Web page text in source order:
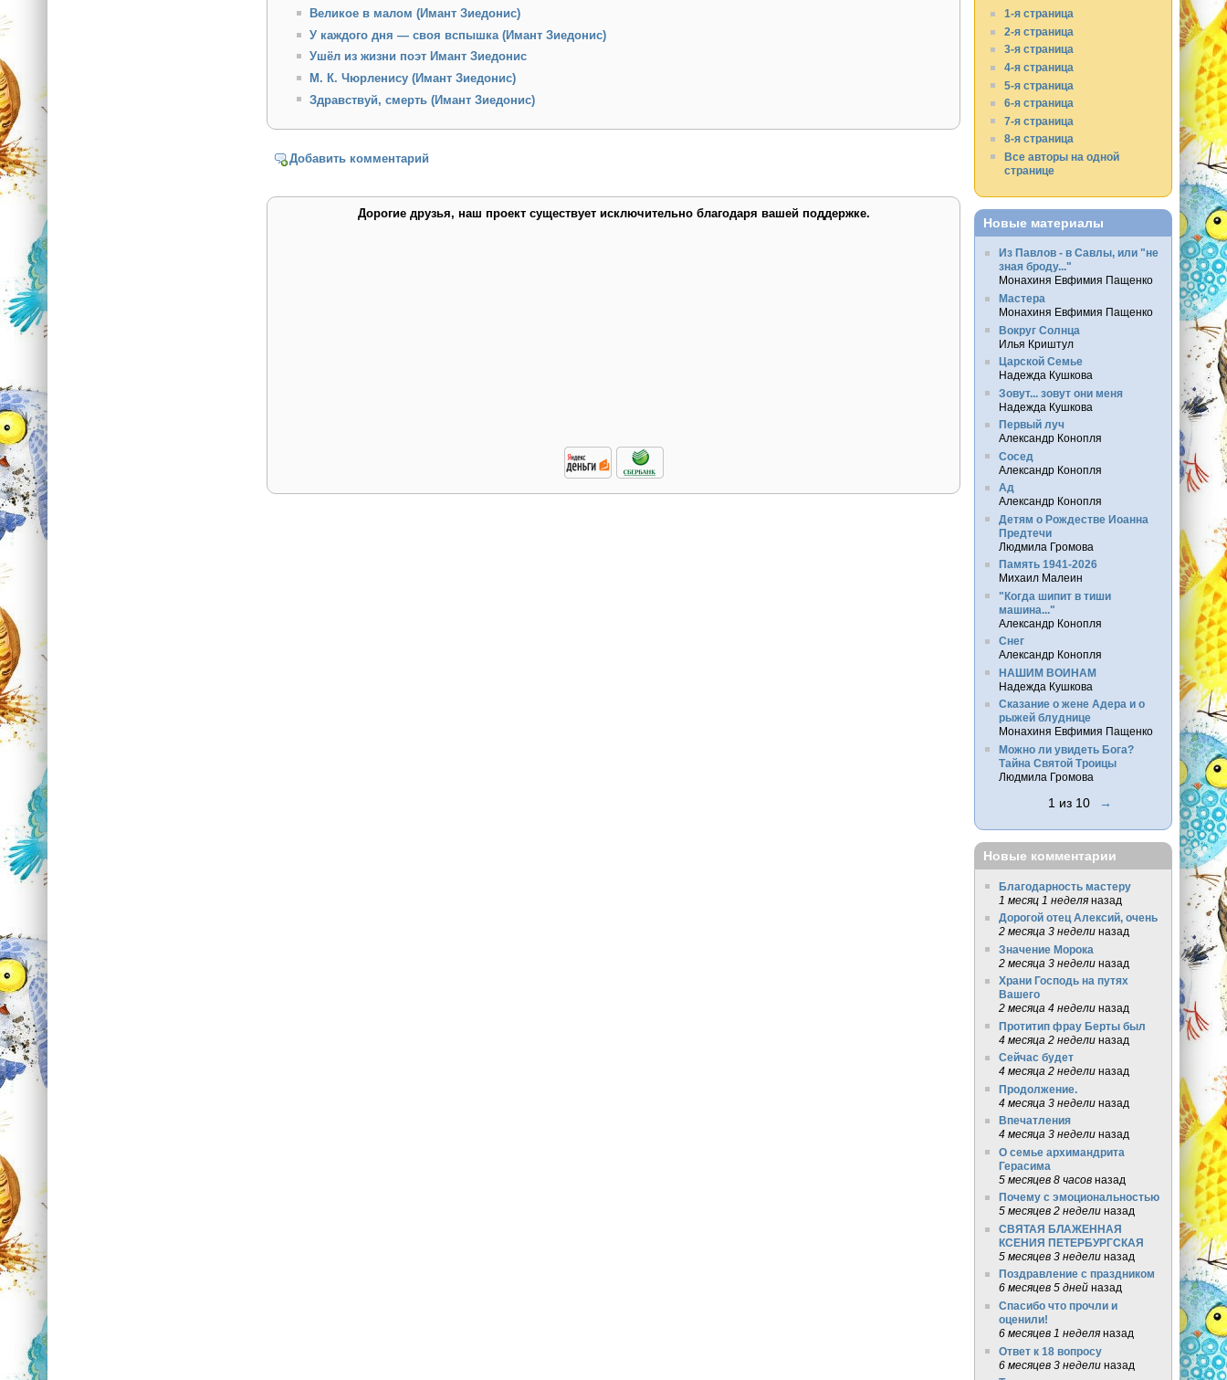
Великое в малом (Имант Зиедонис)
У каждого дня — своя вспышка (Имант Зиедонис)
Ушёл из жизни поэт Имант Зиедонис
М. К. Чюрленису (Имант Зиедонис)
Здравствуй, смерть (Имант Зиедонис)
Добавить комментарий
Дорогие друзья, наш проект существует исключительно благодаря вашей поддержке.
1-я страница
2-я страница
3-я страница
4-я страница
5-я страница
6-я страница
7-я страница
8-я страница
Все авторы на одной
странице
Новые материалы
Из Павлов - в Савлы, или "не
зная броду..."
Монахиня Евфимия Пащенко
Мастера
Монахиня Евфимия Пащенко
Вокруг Солнца
Илья Криштул
Царской Семье
Надежда Кушкова
Зовут... зовут они меня
Надежда Кушкова
Первый луч
Александр Конопля
Сосед
Александр Конопля
Ад
Александр Конопля
Детям о Рождестве Иоанна
Предтечи
Людмила Громова
Память 1941-2026
Михаил Малеин
"Когда шипит в тиши
машина..."
Александр Конопля
Снег
Александр Конопля
НАШИМ ВОИНАМ
Надежда Кушкова
Сказание о жене Адера и о
рыжей блуднице
Монахиня Евфимия Пащенко
Можно ли увидеть Бога?
Тайна Святой Троицы
Людмила Громова
1 из 10 →
Новые комментарии
Благодарность мастеру
1 месяц 1 неделяназад
Дорогой отец Алексий, очень
2 месяца 3 неделиназад
Значение Морока
2 месяца 3 неделиназад
Храни Господь на путях
Вашего
2 месяца 4 неделиназад
Протитип фрау Берты был
4 месяца 2 неделиназад
Сейчас будет
4 месяца 2 неделиназад
Продолжение.
4 месяца 3 неделиназад
Впечатления
4 месяца 3 неделиназад
О семье архимандрита
Герасима
5 месяцев 8 часовназад
Почему с эмоциональностью
5 месяцев 2 неделиназад
СВЯТАЯ БЛАЖЕННАЯ
КСЕНИЯ ПЕТЕРБУРГСКАЯ
5 месяцев 3 неделиназад
Поздравление с праздником
6 месяцев 5 днейназад
Спасибо что прочли и
оценили!
6 месяцев 1 неделяназад
Ответ к 18 вопросу
6 месяцев 3 неделиназад